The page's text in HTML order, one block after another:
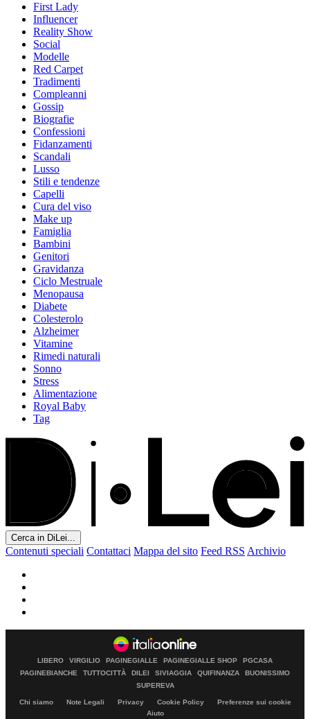
First Lady
Influencer
Reality Show
Social
Modelle
Red Carpet
Tradimenti
Compleanni
Gossip
Biografie
Confessioni
Fidanzamenti
Scandali
Lusso
Stili e tendenze
Capelli
Cura del viso
Make up
Famiglia
Bambini
Genitori
Gravidanza
Ciclo Mestruale
Menopausa
Diabete
Colesterolo
Alzheimer
Vitamine
Rimedi naturali
Sonno
Stress
Alimentazione
Royal Baby
Tag
Cerca in DiLei...
Contenuti speciali Contattaci Mappa del sito Feed RSS Archivio
LIBERO VIRGILIO PAGINEGIALLE PAGINEGIALLE SHOP
PGCASA
PAGINEBIANCHE
TUTTOCITTÀ DILEI SIVIAGGIA QUIFINANZA
BUONISSIMO
SUPEREVA
Chi siamo Note Legali Privacy Cookie Policy
Preferenze sui cookie
Aiuto